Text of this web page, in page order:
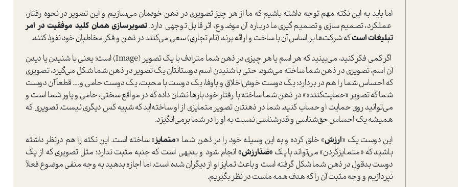
اما باید به این نکته مهم توجه داشته باشیم که ما از هر چیز تصویری در ذهن خودمان ‌‌‌می‌سازیم و این تصویر در نحوه رفتار،
عملکرد، تصمیم‌سازی و تصمیم‌گیری ما درباره‌ آن موضوع، اثر قابل توجهی دارد.تصویرسازی همان کلید موفقیت در امر
تبلیغات استکه شرکت‌ها بر اساس آن با ساخت و ارائه برند‌ (نام تجاری) سعی ‌‌‌می‌کنند در ذهن و فکر مخاطبان خود نفوذ کنند.
اگر کمی فکر کنید، ‌‌‌می‌بینید که هر اسم یا هر چیزی در ذهن شما مترادف با یک تصویر (Image) است؛ یعنی با شنیدن یا دیدن
آن اسم، تصویری در ذهن شما ساخته ‌‌‌می‌شود. حتی با شنیدن اسم دوستانتان یک تصویر در ذهن شما شکل ‌‌‌می‌گیرد، تصویری
که احساس شما را هم در بردارد: یک دوست خوش‌اخلاق و باوفا، یک دوست با محبت، یک دوست حا‌‌‌می و.... قطعاً آن دوست
شما که تصویر «حمایت‌کننده» در ذهن شما ساخته با رفتار خود بارها نشان داده که در مواقع سختی، حا‌‌‌می و یاور شما است و
‌‌‌می‌توانید روی حمایت او حساب کنید. شما در ذهنتان تصویر متمایزی از او ساخته‌اید که شبیه کس دیگری نیست. تصویری که
همیشه یک احساس حق‌شناسی و قدرشناسی نسبت به او را در شما بر‌‌‌می‌انگیزد.
این دوست یک «ارزش» خلق کرده و به این وسیله خود را در ذهن شما «متمایز» ساخته است. این نکته را هم درنظر داشته
باشید که «متمایزکردن» ‌‌‌می‌تواند با یک «ضدّارزش»انجام شود و بدیهی است که جنبه مثبت ندارد؛ مثل تصویری که از یک
دوست بدقول در ذهن شما شکل گرفته است و باعث تمایز او از دیگران شده است. اما اجازه بدهید به وجه منفی موضوع فعلاً
نپردازیم و وجه مثبت آن را که هدف همه ماست در نظر بگیریم.